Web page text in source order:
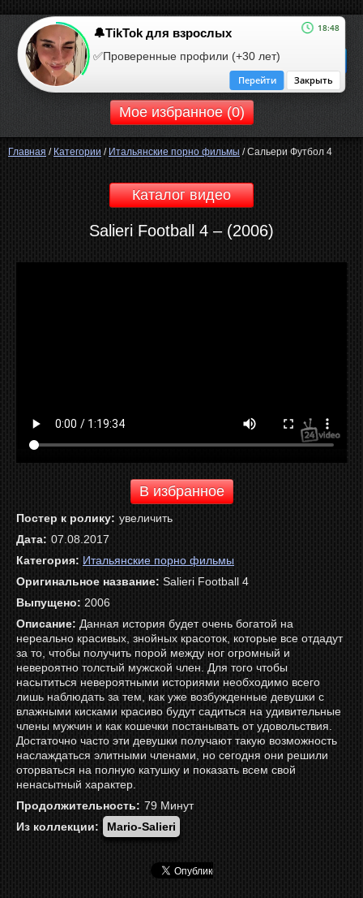
ROBOOM.CC
ротический сайт
Мое избранное (0)
Главная / Категории / Итальянские порно фильмы / Сальери Футбол 4
Каталог видео
Salieri Football 4 – (2006)
В избранное
Постер к ролику: увеличить
Дата: 07.08.2017
Категория: Итальянские порно фильмы
Оригинальное название: Salieri Football 4
Выпущено: 2006
Описание: Данная история будет очень богатой на
нереально красивых, знойных красоток, которые все отдадут
за то, чтобы получить порой между ног огромный и
невероятно толстый мужской член. Для того чтобы
насытиться невероятными историями необходимо всего
лишь наблюдать за тем, как уже возбужденные девушки с
влажными кисками красиво будут садиться на удивительные
члены мужчин и как кошечки постанывать от удовольствия.
Достаточно часто эти девушки получают такую возможность
наслаждаться элитными членами, но сегодня они решили
оторваться на полную катушку и показать всем свой
ненасытный характер.
Продолжительность: 79 Минут
Из коллекции:
Mario-Salieri
🔔TikTok для взрослых
✅Проверенные профили (+30 лет)
18:48
Закрыть
Перейти